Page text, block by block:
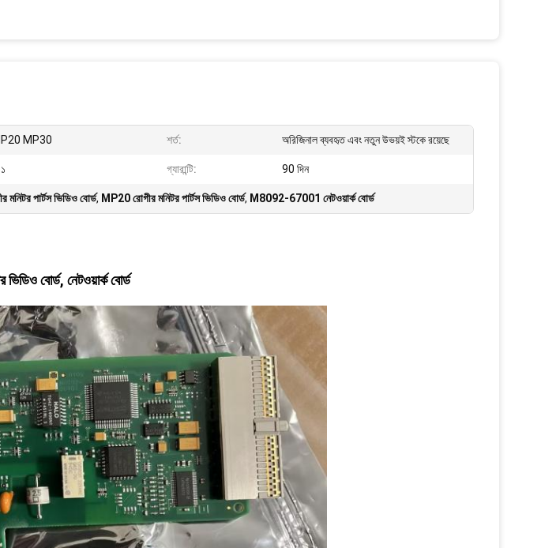
MP30 শর্ত: অরিজিনাল ব্যবহৃত এবং নতুন উভয়ই স্টকে রয়েছে
গ্যারান্টি: 90 দিন
মনিটর পার্টস ভিডিও বোর্ড, MP20 রোগীর মনিটর পার্টস ভিডিও বোর্ড, M8092-67001 নেটওয়ার্ক বোর্ড
বোর্ড, নেটওয়ার্ক বোর্ড